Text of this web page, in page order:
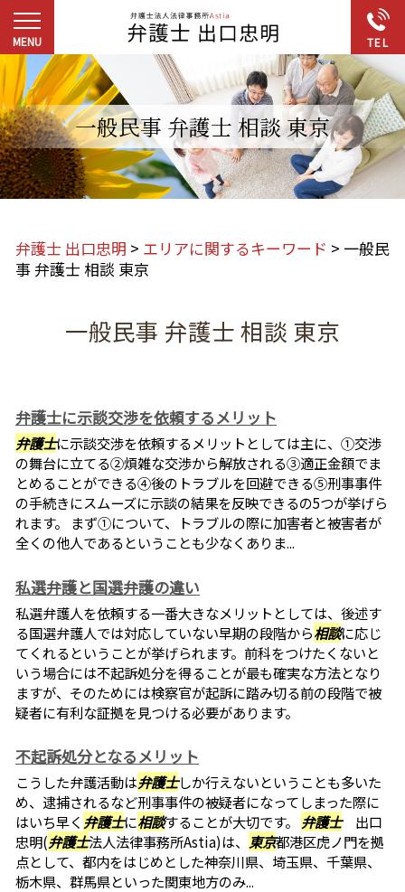
一般民事 弁護士 相談 東京
弁護士 出口忠明 > エリアに関するキーワード > 一般民
事 弁護士 相談 東京
一般民事 弁護士 相談 東京
弁護士に示談交渉を依頼するメリット
弁護士に示談交渉を依頼するメリットとしては主に、①交渉
の舞台に立てる②煩雑な交渉から解放される③適正金額でま
とめることができる④後のトラブルを回避できる⑤刑事事件
の手続きにスムーズに示談の結果を反映できるの5つが挙げら
れます。 まず①について、トラブルの際に加害者と被害者が
全くの他人であるということも少なくありま...
私選弁護と国選弁護の違い
私選弁護人を依頼する一番大きなメリットとしては、後述す
る国選弁護人では対応していない早期の段階から相談に応じ
てくれるということが挙げられます。前科をつけたくないと
いう場合には不起訴処分を得ることが最も確実な方法となり
ますが、そのためには検察官が起訴に踏み切る前の段階で被
疑者に有利な証拠を見つける必要があります。
不起訴処分となるメリット
こうした弁護活動は弁護士しか行えないということも多いた
め、逮捕されるなど刑事事件の被疑者になってしまった際に
はいち早く 弁護士に相談することが大切です。 弁護士出口
忠明(弁護士法人法律事務所Astia)は、 東京都港区虎ノ門を拠
点として、都内をはじめとした神奈川県、埼玉県、千葉県、
栃木県、群馬県といった関東地方のみ...